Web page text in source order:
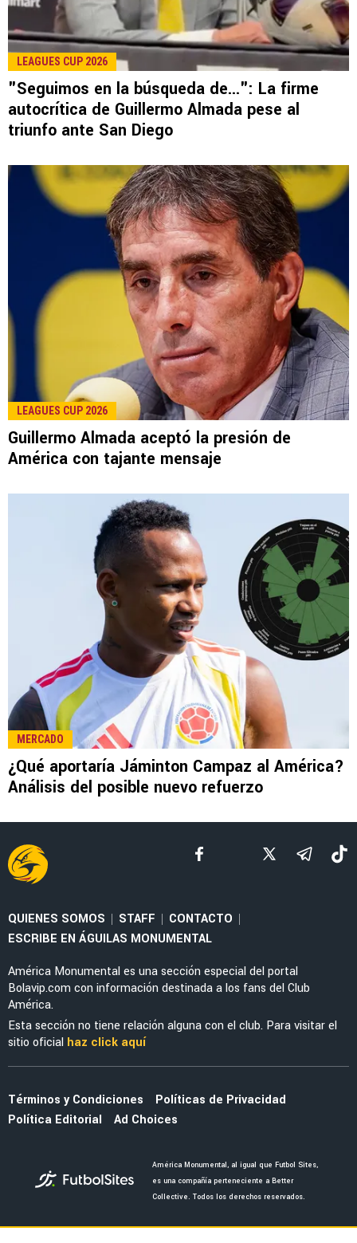
LEAGUES CUP 2026
"Seguimos en la búsqueda de...": La firme
autocrítica de Guillermo Almada pese al
triunfo ante San Diego
LEAGUES CUP 2026
Guillermo Almada aceptó la presión de
América con tajante mensaje
MERCADO
¿Qué aportaría Jáminton Campaz al América?
Análisis del posible nuevo refuerzo
QUIENES SOMOS STAFF CONTACTO
ESCRIBE EN ÁGUILAS MONUMENTAL
América Monumental es una sección especial del portal
Bolavip.com con información destinada a los fans del Club
América.
Esta sección no tiene relación alguna con el club. Para visitar el
sitio oficial haz click aquí
Términos y Condiciones
Políticas de Privacidad
Política Editorial
Ad Choices
América Monumental, al igual que Futbol Sites,
es una compañía perteneciente a Better
Collective. Todos los derechos reservados.